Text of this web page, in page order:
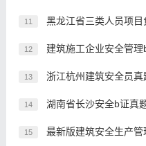
11 黑龙江省三类人员项
12 建筑施工企业安全管
13 浙江杭州建筑安全员真
14 湖南省长沙安全b证真
15 最新版建筑安全生产